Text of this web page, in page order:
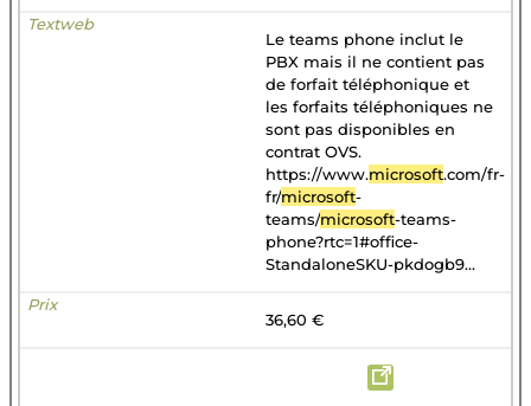
Le teams phone inclut le
PBX mais il ne contient pas
de forfait téléphonique et
les forfaits téléphoniques ne
sont pas disponibles en
contrat OVS.
https://www.microsoft.com/fr-
fr/microsoft-
teams/microsoft-teams-
phone?rtc=1#office-
StandaloneSKU-pkdogb9...
36,60 €